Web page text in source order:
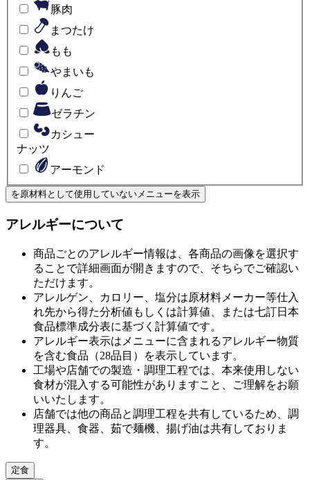
豚肉
まつたけ
もも
やまいも
りんご
ゼラチン
カシュー
ナッツ
アーモンド
を原材料として使用していないメニューを表示
アレルギーについて
商品ごとのアレルギー情報は、各商品の画像を選択す
ることで詳細画面が開きますので、そちらでご確認い
ただけます。
アレルゲン、カロリー、塩分は原材料メーカー等仕⼊
れ先から得た分析値もしくは計算値、または七訂⽇本
⾷品標準成分表に基づく計算値です。
アレルギー表⽰はメニューに含まれるアレルギー物質
を含む⾷品（28品⽬）を表⽰しています。
⼯場や店舗での製造・調理⼯程では、本来使⽤しない
⾷材が混⼊する可能性がありますこと、ご理解をお願
いいたします。
店舗では他の商品と調理⼯程を共有しているため、調
理器具、⾷器、茹で麺機、揚げ油は共有しておりま
す。
定食